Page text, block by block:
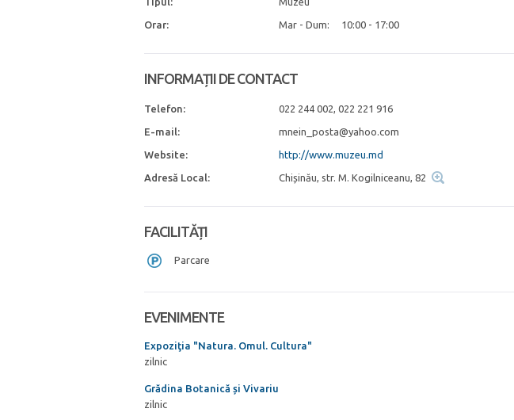
Orar: Mar - Dum: 10:00 - 17:00
INFORMAȚII DE CONTACT
Telefon: 022 244 002, 022 221 916
E-mail: mnein_posta@yahoo.com
Website: http://www.muzeu.md
Adresă Local: Chișinău, str. M. Kogilniceanu, 82
FACILITĂȚI
Parcare
EVENIMENTE
Expoziţia "Natura. Omul. Cultura"
zilnic
Grădina Botanică și Vivariu
zilnic